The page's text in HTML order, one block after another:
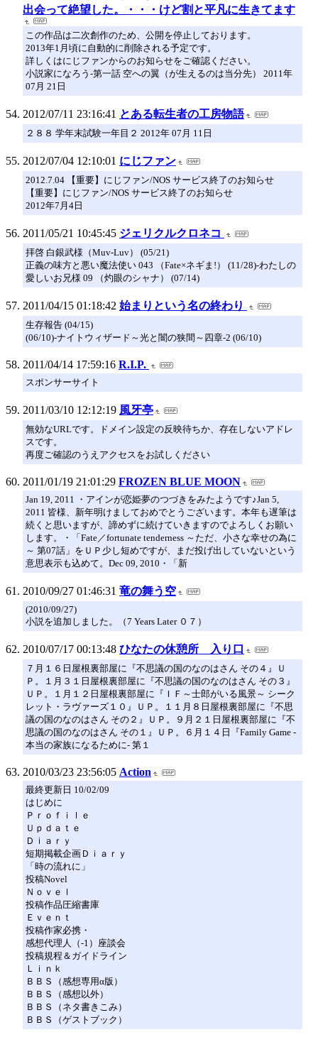
出会って絶望した。・・・けど割と平凡に生きてます
この作品は二次創作のため、公開を停止しております。
2013年1月頃に自動的に削除される予定です。
詳しくはにじファンからのお知らせをご確認ください。
小説家になろう-第一話 空への翼（が生えるのは当分先） 2011年
07月 21日
2012/07/11 23:16:41 とある転生者の工房物語
２８８ 学年末試験一年目２ 2012年 07月 11日
2012/07/04 12:10:01 にじファン
2012.7.04 【重要】にじファン/NOS サービス終了のお知らせ
【重要】にじファン/NOS サービス終了のお知らせ
2012年7月4日
2011/05/21 10:45:45 ジェリクルクロネコ
拝啓 白銀武様（Muv-Luv） (05/21)
正義の味方と悪い魔法使い 043 （Fate×ネギま!） (11/28)-わたしの
愛しいお兄様 09 （灼眼のシャナ） (07/14)
2011/04/15 01:18:42 始まりという名の終わり
生存報告 (04/15)
(06/10)-ナイトウィザード～光と闇の狭間～四章-2 (06/10)
2011/04/14 17:59:16 R.I.P.
スポンサーサイト
2011/03/10 12:12:19 風牙亭
無効なURLです。ドメイン設定の反映待ちか、存在しないアドレ
スです。
再度ご確認のうえアクセスをお試しください
2011/01/19 21:01:29 FROZEN BLUE MOON
Jan 19, 2011 ・アインが恋姫夢のつづきをみたようです♪Jan 5,
2011 皆様、新年明けましておめでとうございます。本年も遅筆は
続くと思いますが、諦めずに続けていきますのでよろしくお願い
します。・「Fate／fortunate tenderness ～ただ、小さな幸せの為に
～ 第07話」をＵＰ少し短めですが、まだ投げ出していないという
意思表示も込めて。Dec 09, 2010・「新
2010/09/27 01:46:31 竜の舞う空
(2010/09/27)
小説を追加しました。（7 Years Later ０７）
2010/07/17 00:13:48 ひなたの休憩所 入り口
７月１６日屋根裏部屋に『不思議の国のなのはさん その４』Ｕ
Ｐ。１月３１日屋根裏部屋に『不思議の国のなのはさん その３』
ＵＰ。１月１２日屋根裏部屋に『ＩＦ～士郎がいる風景～ シーク
レット・ラヴァーズ１０』ＵＰ。１１月８日屋根裏部屋に『不思
議の国のなのはさん その２』ＵＰ。９月２１日屋根裏部屋に『不
思議の国のなのはさん その１』ＵＰ。６月１４日『Family Game -
本当の家族になるために- 第１
2010/03/23 23:56:05 Action
最終更新日 10/02/09
はじめに
Ｐｒｏｆｉｌｅ
Ｕｐｄａｔｅ
Ｄｉａｒｙ
短期掲載企画Ｄｉａｒｙ
「時の流れに」
投稿Novel
Ｎｏｖｅｌ
投稿作品圧縮書庫
Ｅｖｅｎｔ
投稿作家必携・
感想代理人（-1）座談会
投稿規程＆ガイドライン
Ｌｉｎｋ
ＢＢＳ（感想専用α版）
ＢＢＳ（感想以外）
ＢＢＳ（ネタ書きこみ）
ＢＢＳ（ゲストブック）